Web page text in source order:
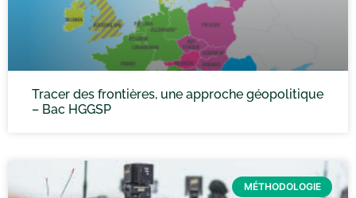
Tracer des frontières, une approche géopolitique
– Bac HGGSP
MÉTHODOLOGIE